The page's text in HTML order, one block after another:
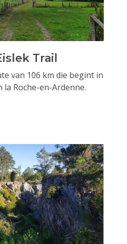
Trail
van 106 km die begint in
Roche-en-Ardenne.